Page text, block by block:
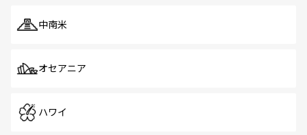
中南米
オセアニア
ハワイ